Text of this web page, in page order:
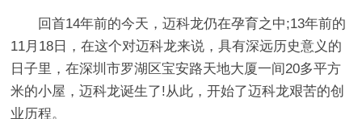
回首14年前的今天，迈科龙仍在孕育之中;13年前的
11月18日，在这个对迈科龙来说，具有深远历史意义的
日子里，在深圳市罗湖区宝安路天地大厦一间20多平方
米的小屋，迈科龙诞生了!从此，开始了迈科龙艰苦的创
业历程。